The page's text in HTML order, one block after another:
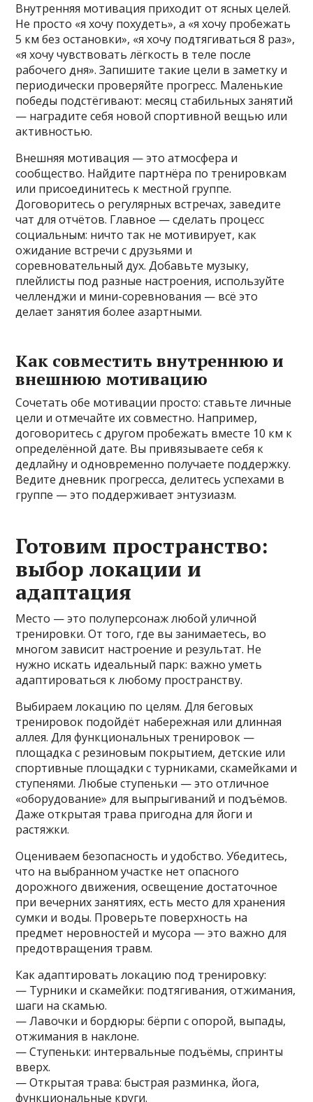
Внутренняя мотивация приходит от ясных целей.
Не просто «я хочу похудеть», а «я хочу пробежать
5 км без остановки», «я хочу подтягиваться 8 раз»,
«я хочу чувствовать лёгкость в теле после
рабочего дня». Запишите такие цели в заметку и
периодически проверяйте прогресс. Маленькие
победы подстёгивают: месяц стабильных занятий
— наградите себя новой спортивной вещью или
активностью.
Внешняя мотивация — это атмосфера и
сообщество. Найдите партнёра по тренировкам
или присоединитесь к местной группе.
Договоритесь о регулярных встречах, заведите
чат для отчётов. Главное — сделать процесс
социальным: ничто так не мотивирует, как
ожидание встречи с друзьями и
соревновательный дух. Добавьте музыку,
плейлисты под разные настроения, используйте
челленджи и мини-соревнования — всё это
делает занятия более азартными.
Как совместить внутреннюю и
внешнюю мотивацию
Сочетать обе мотивации просто: ставьте личные
цели и отмечайте их совместно. Например,
договоритесь с другом пробежать вместе 10 км к
определённой дате. Вы привязываете себя к
дедлайну и одновременно получаете поддержку.
Ведите дневник прогресса, делитесь успехами в
группе — это поддерживает энтузиазм.
Готовим пространство:
выбор локации и
адаптация
Место — это полуперсонаж любой уличной
тренировки. От того, где вы занимаетесь, во
многом зависит настроение и результат. Не
нужно искать идеальный парк: важно уметь
адаптироваться к любому пространству.
Выбираем локацию по целям. Для беговых
тренировок подойдёт набережная или длинная
аллея. Для функциональных тренировок —
площадка с резиновым покрытием, детские или
спортивные площадки с турниками, скамейками и
ступенями. Любые ступеньки — это отличное
«оборудование» для выпрыгиваний и подъёмов.
Даже открытая трава пригодна для йоги и
растяжки.
Оцениваем безопасность и удобство. Убедитесь,
что на выбранном участке нет опасного
дорожного движения, освещение достаточное
при вечерних занятиях, есть место для хранения
сумки и воды. Проверьте поверхность на
предмет неровностей и мусора — это важно для
предотвращения травм.
Как адаптировать локацию под тренировку:
— Турники и скамейки: подтягивания, отжимания,
шаги на скамью.
— Лавочки и бордюры: бёрпи с опорой, выпады,
отжимания в наклоне.
— Ступеньки: интервальные подъёмы, спринты
вверх.
— Открытая трава: быстрая разминка, йога,
функциональные круги.